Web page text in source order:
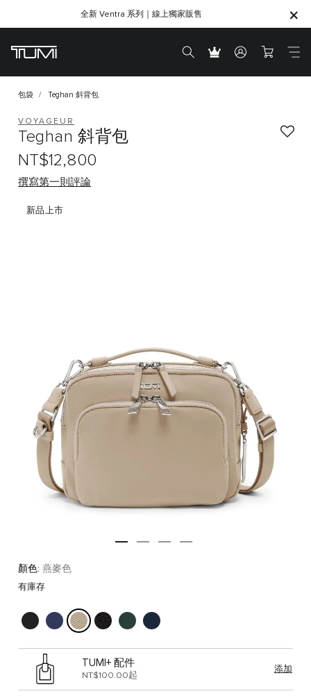
SHOP GIFTS
SHOP GIFTS
全新 Ventra 系列｜線上獨家販售
包袋 Teghan 斜背包
新品上市
VOYAGEUR
Teghan 斜背包
NT$12,800
撰寫第一則評論
顏色: 燕麥色
有庫存
TUMI+ 配件
NT$100.00起
添加